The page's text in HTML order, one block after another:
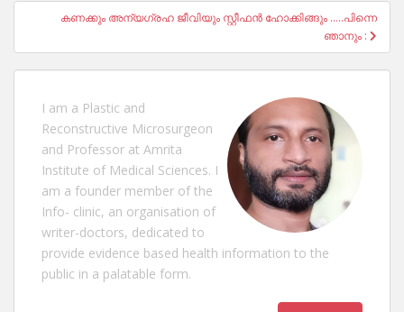
കണക്കും അന്യഗ്രഹ ജീവിയും സ്റ്റീഫൻ ഹോക്കിങ്ങും …..പിന്നെ
ഞാനും :
I am a Plastic and
Reconstructive Microsurgeon
and Professor at Amrita
Institute of Medical Sciences. I
am a founder member of the
Info- clinic, an organisation of
writer-doctors, dedicated to
provide evidence based health information to the
public in a palatable form.